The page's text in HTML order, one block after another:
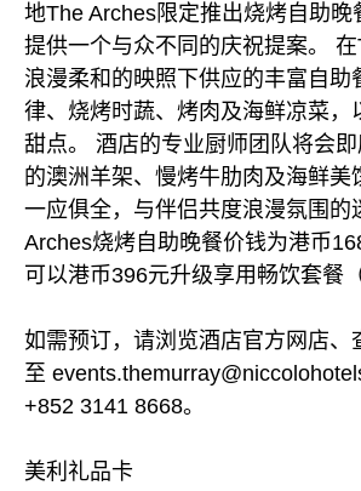
地The Arches限定推出烧烤自助晚
提供一个与众不同的庆祝提案。
浪漫柔和的映照下供应的丰富自助
律、烧烤时蔬、烤肉及海鲜凉菜，
甜点。 酒店的专业厨师团队将会
的澳洲羊架、慢烤牛肋肉及海鲜美
一应俱全，与伴侣共度浪漫氛围的
Arches烧烤自助晚餐价钱为港币
可以港币396元升级享用畅饮套餐
如需预订，请浏览酒店官方网店、
至
+852 3141 8668。
美利礼品卡